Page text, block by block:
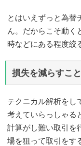
とはいえずっと為替
ん。だからこそ動く
時などにある程度絞
損失を減らすこ
テクニカル解析をし
考えていらっしゃる
計算がし難い取引を
場を狙って取引をす